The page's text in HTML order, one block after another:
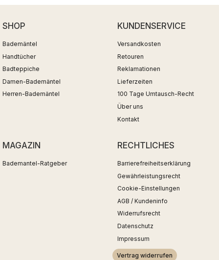
SHOP
Bademäntel
Handtücher
Badteppiche
Damen-Bademäntel
Herren-Bademäntel
KUNDENSERVICE
Versandkosten
Retouren
Reklamationen
Lieferzeiten
100 Tage Umtausch-Recht
Über uns
Kontakt
MAGAZIN
Bademantel-Ratgeber
RECHTLICHES
Barrierefreiheitserklärung
Gewährleistungsrecht
Cookie-Einstellungen
AGB / Kundeninfo
Widerrufsrecht
Datenschutz
Impressum
Vertrag widerrufen